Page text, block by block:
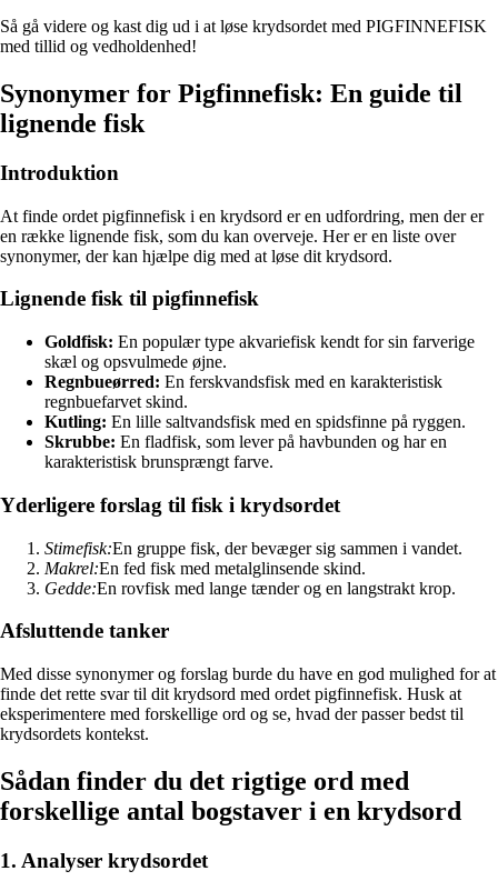
Så gå videre og kast dig ud i at løse krydsordet med PIGFINNEFISK
med tillid og vedholdenhed!
Synonymer for Pigfinnefisk: En guide til
lignende fisk
Introduktion
At finde ordet pigfinnefisk i en krydsord er en udfordring, men der er
en række lignende fisk, som du kan overveje. Her er en liste over
synonymer, der kan hjælpe dig med at løse dit krydsord.
Lignende fisk til pigfinnefisk
Goldfisk: En populær type akvariefisk kendt for sin farverige
skæl og opsvulmede øjne.
Regnbueørred: En ferskvandsfisk med en karakteristisk
regnbuefarvet skind.
Kutling: En lille saltvandsfisk med en spidsfinne på ryggen.
Skrubbe: En fladfisk, som lever på havbunden og har en
karakteristisk brunsprængt farve.
Yderligere forslag til fisk i krydsordet
Stimefisk:En gruppe fisk, der bevæger sig sammen i vandet.
Makrel:En fed fisk med metalglinsende skind.
Gedde:En rovfisk med lange tænder og en langstrakt krop.
Afsluttende tanker
Med disse synonymer og forslag burde du have en god mulighed for at
finde det rette svar til dit krydsord med ordet pigfinnefisk. Husk at
eksperimentere med forskellige ord og se, hvad der passer bedst til
krydsordets kontekst.
Sådan finder du det rigtige ord med
forskellige antal bogstaver i en krydsord
1. Analyser krydsordet